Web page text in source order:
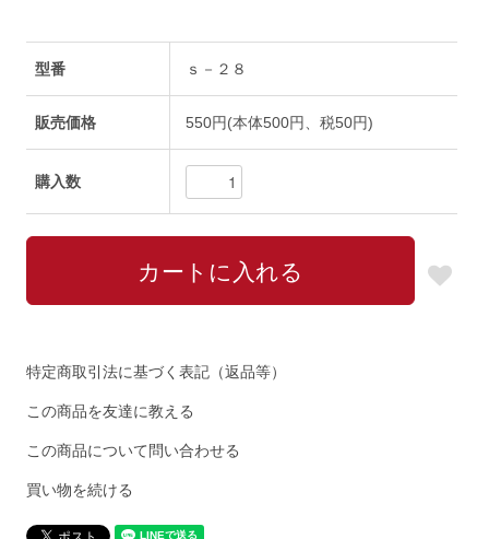
型番 ｓ－２８
販売価格 550円(本体500円、税50円)
購入数
特定商取引法に基づく表記（返品等）
この商品を友達に教える
この商品について問い合わせる
買い物を続ける